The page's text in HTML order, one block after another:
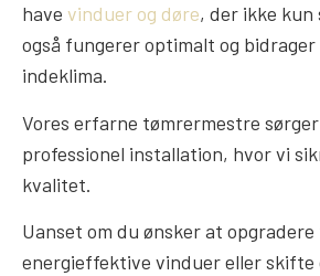
have vinduer og døre, der ikke kun
også fungerer optimalt og
indeklima.
Vores erfarne tømrermestre
professionel installation, hvor vi
kvalitet.
Uanset om du ønsker at
energieffektive vinduer eller skifte